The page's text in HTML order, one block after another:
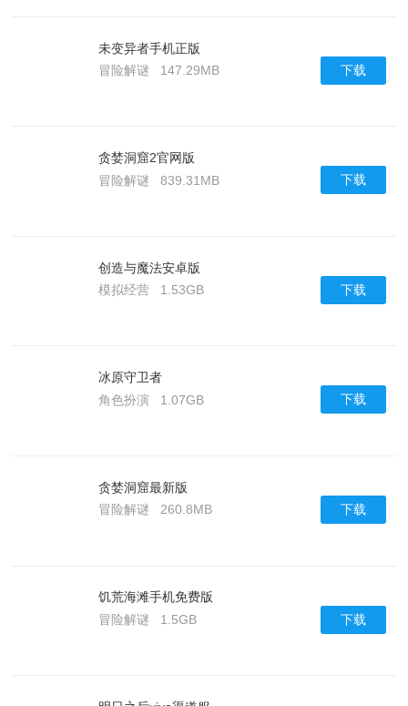
未变异者手机正版
冒险解谜
147.29MB 下载
贪婪洞窟2官网版
冒险解谜
839.31MB 下载
创造与魔法安卓版
模拟经营
1.53GB 下载
冰原守卫者
角色扮演
1.07GB 下载
贪婪洞窟最新版
冒险解谜
260.8MB 下载
饥荒海滩手机免费版
冒险解谜
1.5GB 下载